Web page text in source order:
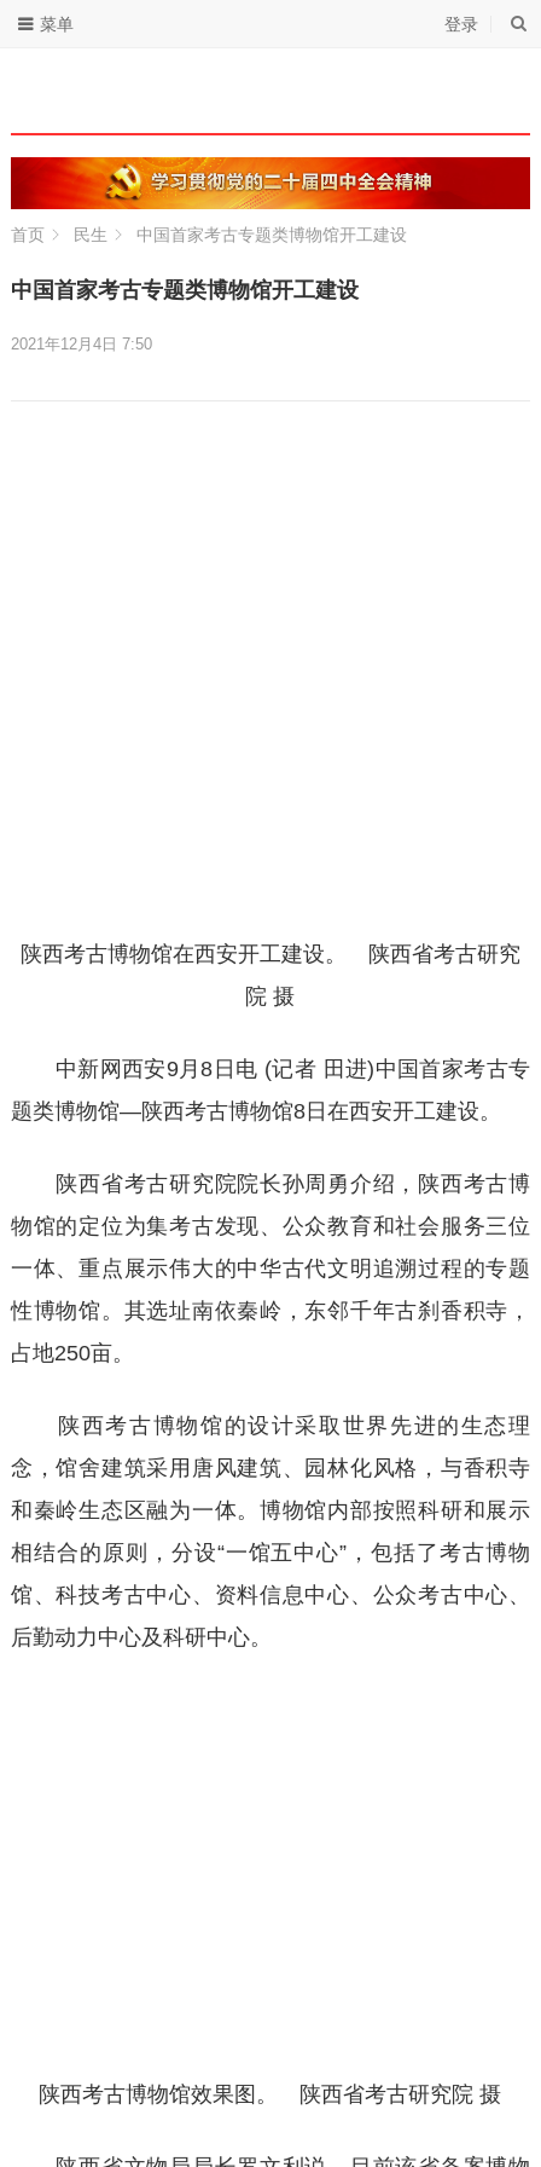
登录
菜单
首页 民生 中国首家考古专题类博物馆开工建设
中国首家考古专题类博物馆开工建设
2021年12月4日 7:50
陕西考古博物馆在西安开工建设。 陕西省考古研究
院 摄
中新网西安9月8日电 (记者 田进)中国首家考古专
题类博物馆—陕西考古博物馆8日在西安开工建设。
陕西省考古研究院院长孙周勇介绍，陕西考古博
物馆的定位为集考古发现、公众教育和社会服务三位
一体、重点展示伟大的中华古代文明追溯过程的专题
性博物馆。其选址南依秦岭，东邻千年古刹香积寺，
占地250亩。
陕西考古博物馆的设计采取世界先进的生态理
念，馆舍建筑采用唐风建筑、园林化风格，与香积寺
和秦岭生态区融为一体。博物馆内部按照科研和展示
相结合的原则，分设“一馆五中心”，包括了考古博物
馆、科技考古中心、资料信息中心、公众考古中心、
后勤动力中心及科研中心。
陕西考古博物馆效果图。 陕西省考古研究院 摄